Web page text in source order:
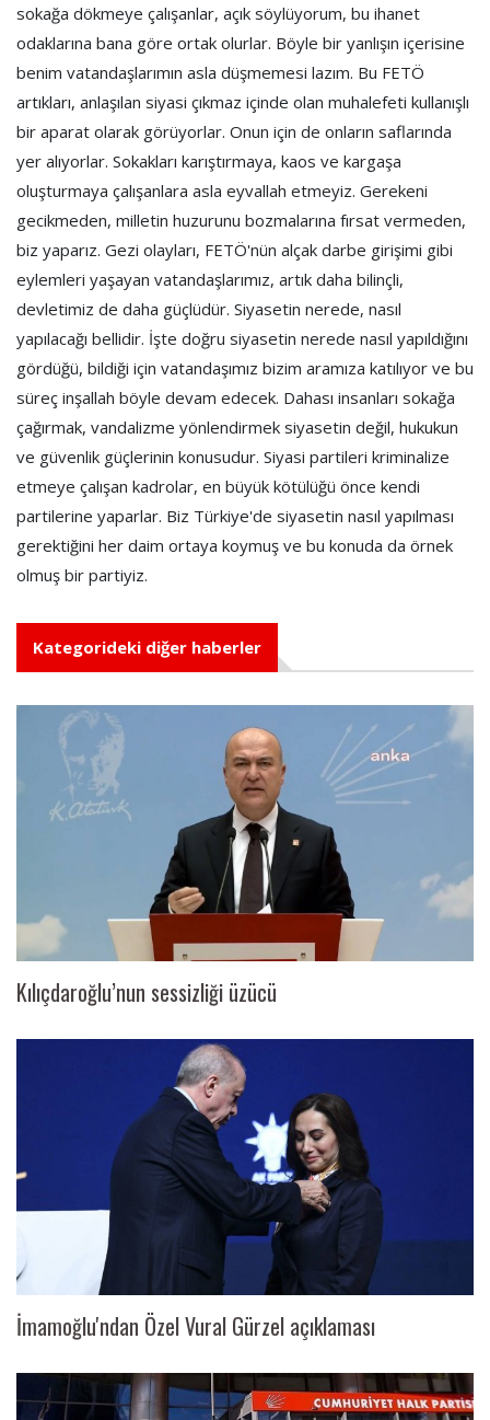
sokağa dökmeye çalışanlar, açık söylüyorum, bu ihanet
odaklarına bana göre ortak olurlar. Böyle bir yanlışın içerisine
benim vatandaşlarımın asla düşmemesi lazım. Bu FETÖ
artıkları, anlaşılan siyasi çıkmaz içinde olan muhalefeti kullanışlı
bir aparat olarak görüyorlar. Onun için de onların saflarında
yer alıyorlar. Sokakları karıştırmaya, kaos ve kargaşa
oluşturmaya çalışanlara asla eyvallah etmeyiz. Gerekeni
gecikmeden, milletin huzurunu bozmalarına fırsat vermeden,
biz yaparız. Gezi olayları, FETÖ'nün alçak darbe girişimi gibi
eylemleri yaşayan vatandaşlarımız, artık daha bilinçli,
devletimiz de daha güçlüdür. Siyasetin nerede, nasıl
yapılacağı bellidir. İşte doğru siyasetin nerede nasıl yapıldığını
gördüğü, bildiği için vatandaşımız bizim aramıza katılıyor ve bu
süreç inşallah böyle devam edecek. Dahası insanları sokağa
çağırmak, vandalizme yönlendirmek siyasetin değil, hukukun
ve güvenlik güçlerinin konusudur. Siyasi partileri kriminalize
etmeye çalışan kadrolar, en büyük kötülüğü önce kendi
partilerine yaparlar. Biz Türkiye'de siyasetin nasıl yapılması
gerektiğini her daim ortaya koymuş ve bu konuda da örnek
olmuş bir partiyiz.
Kategorideki diğer haberler
Kılıçdaroğlu’nun sessizliği üzücü
İmamoğlu'ndan Özel Vural Gürzel açıklaması